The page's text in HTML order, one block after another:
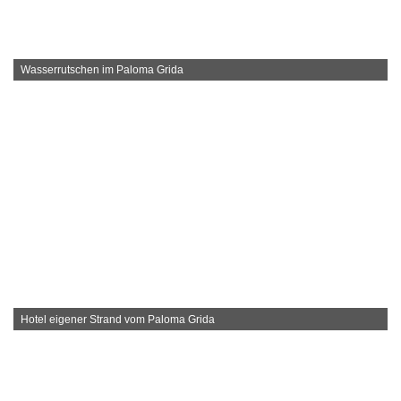
Wasserrutschen im Paloma Grida
Hotel eigener Strand vom Paloma Grida